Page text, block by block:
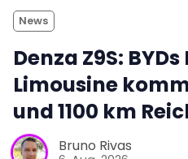
News
Denza Z9S:
Limousine
und 1100 km
Bruno Rivas